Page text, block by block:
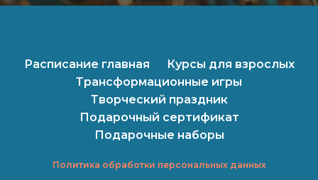
Расписание главная
Курсы для взрослых
Трансформационные игры
Творческий праздник
Подарочный сертификат
Подарочные наборы
Политика обработки персональных данных